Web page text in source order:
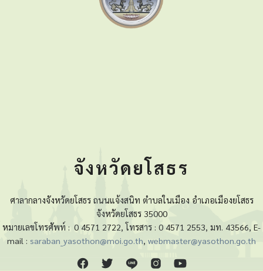
จังหวัดยโสธร
ศาลากลางจังหวัดยโสธร ถนนแจ้งสนิท ตำบลในเมือง อำเภอเมืองยโสธร
จังหวัดยโสธร 35000
หมายเลขโทรศัพท์ : 0 4571 2722, โทรสาร : 0 4571 2553, มท. 43566, E-
mail : saraban_yasothon@moi.go.th, webmaster@yasothon.go.th